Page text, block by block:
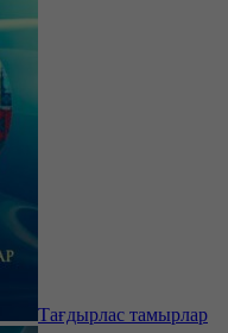
Тағдырлас тамырлар